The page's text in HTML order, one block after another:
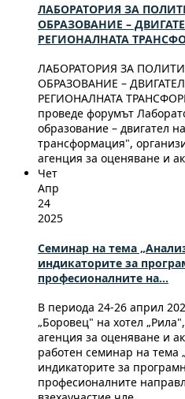
ЛАБОРАТОРИЯ ЗА
ОБРАЗОВАНИЕ –
РЕГИОНАЛНАТА
ЛАБОРАТОРИЯ ЗА
ОБРАЗОВАНИЕ –
РЕГИОНАЛНАТА
проведе форумът
образование – двигател
трансформация",
агенция за оценяване и
Чет
Апр
24
2025
Семинар на тема
индикаторите за
професионалните на...
В периода 24-26 април
„Боровец" на хотел
агенция за оценяване и
работен семинар на
индикаторите за
професионалните